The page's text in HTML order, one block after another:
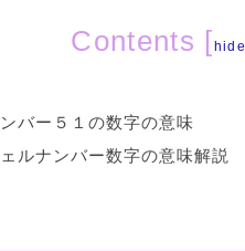
Contents [ hide
バー５１の数字の意味
ルナンバー数字の意味解説